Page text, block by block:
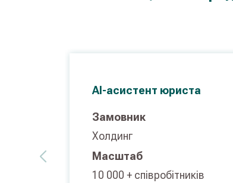
AI-асистент юриста
Замовник
Холдинг
Масштаб
10 000 + співробітників